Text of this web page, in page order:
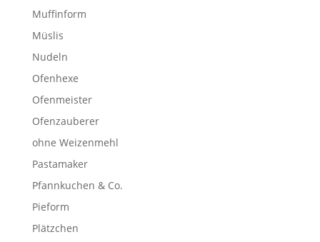
Muffinform
Müslis
Nudeln
Ofenhexe
Ofenmeister
Ofenzauberer
ohne Weizenmehl
Pastamaker
Pfannkuchen & Co.
Pieform
Plätzchen